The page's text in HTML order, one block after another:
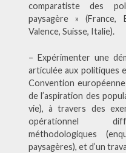
comparatiste des
paysagère » (France,
Valence, Suisse, Italie).
– Expérimenter une
articulée aux politiques
Convention
de l’aspiration des
vie), à travers des
opérationnel
méthodologiques
paysagères), et d’un